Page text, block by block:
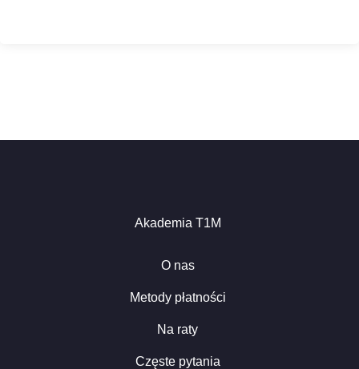
Akademia T1M
O nas
Metody płatności
Na raty
Częste pytania